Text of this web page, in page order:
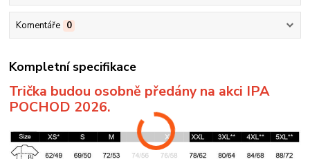
Komentáře 0
Kompletní specifikace
Trička budou osobně předány na akci IPA
POCHOD 2026.